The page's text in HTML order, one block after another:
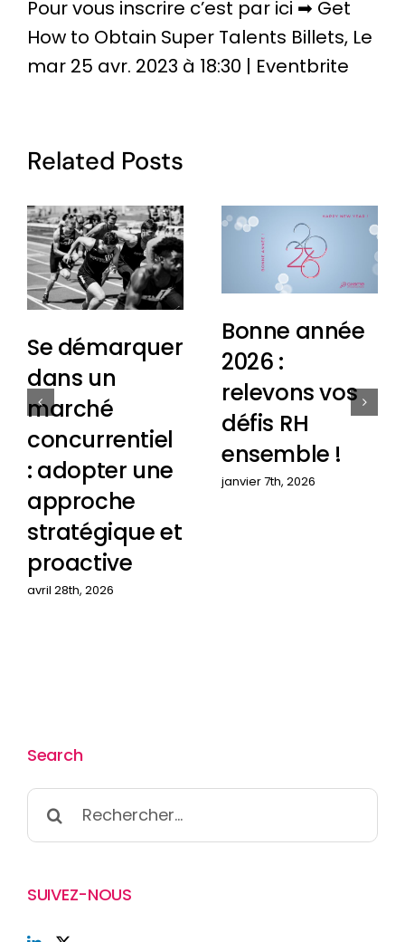
Pour vous inscrire c’est par ici ➡ Get
How to Obtain Super Talents Billets, Le
mar 25 avr. 2023 à 18:30 | Eventbrite
Related Posts
Se démarquer
dans un
marché
concurrentiel
: adopter une
approche
stratégique et
proactive
avril 28th, 2026
Bonne année
2026 :
relevons vos
défis RH
ensemble !
janvier 7th, 2026
Search
Rechercher:
SUIVEZ-NOUS